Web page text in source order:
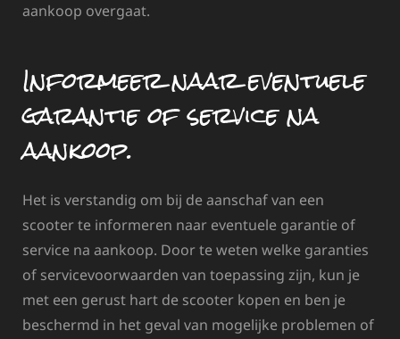
aankoop overgaat.
Informeer naar eventuele
garantie of service na
aankoop.
Het is verstandig om bij de aanschaf van een
scooter te informeren naar eventuele garantie of
service na aankoop. Door te weten welke garanties
of servicevoorwaarden van toepassing zijn, kun je
met een gerust hart de scooter kopen en ben je
beschermd in het geval van mogelijke problemen of